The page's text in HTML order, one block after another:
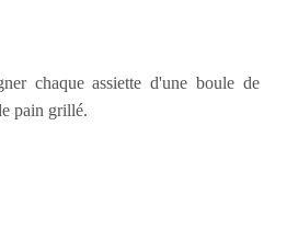
chaque assiette d'une boule de
pain grillé.